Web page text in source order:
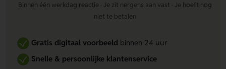
Binnen één werkdag reactie · Je zit nergens aan vast · Je hoeft nog
niet te betalen
Gratis digitaal voorbeeldbinnen 24 uur
Snelle & persoonlijke klantenservice